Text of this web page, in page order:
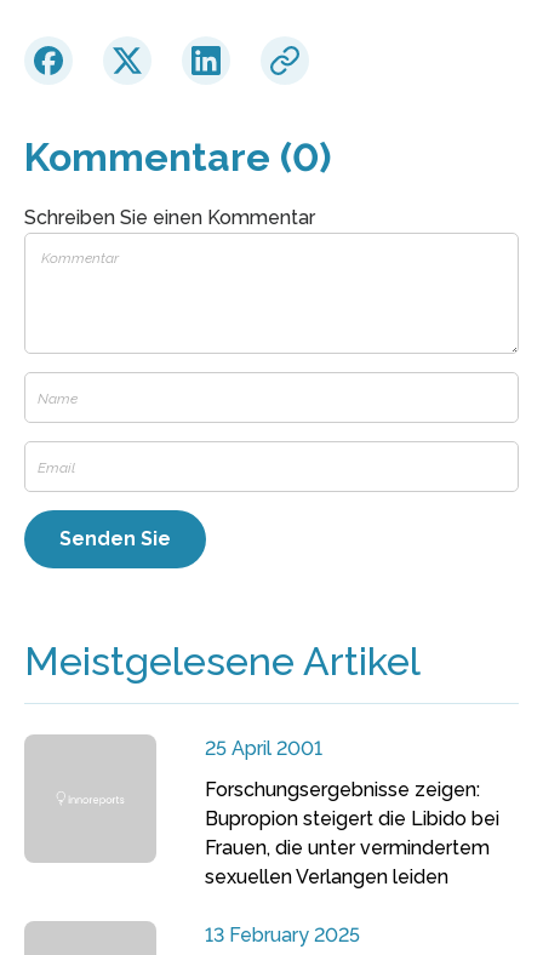
Kommentare (0)
Schreiben Sie einen Kommentar
Meistgelesene Artikel
25 April 2001
Forschungsergebnisse zeigen:
Bupropion steigert die Libido bei
Frauen, die unter vermindertem
sexuellen Verlangen leiden
13 February 2025